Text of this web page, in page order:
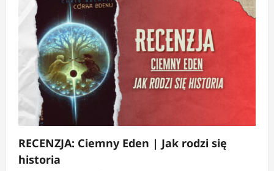
RECENZJA: Ciemny Eden | Jak rodzi się
historia